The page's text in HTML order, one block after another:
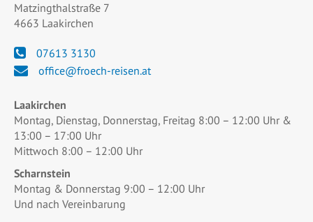
Matzingthalstraße 7
4663 Laakirchen
07613 3130
office@froech-reisen.at
Laakirchen
Montag, Dienstag, Donnerstag, Freitag 8:00 – 12:00 Uhr &
13:00 – 17:00 Uhr
Mittwoch 8:00 – 12:00 Uhr
Scharnstein
Montag & Donnerstag 9:00 – 12:00 Uhr
Und nach Vereinbarung